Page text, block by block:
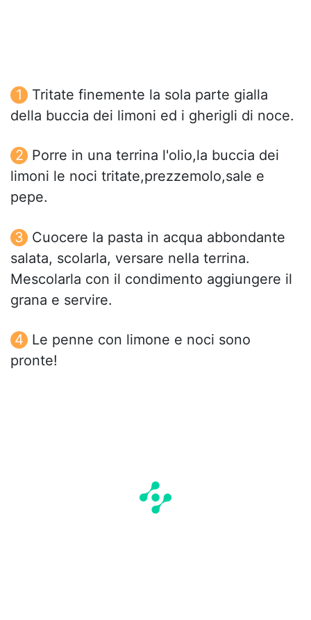
Tritate finemente la sola parte gialla
della buccia dei limoni ed i gherigli di noce.
Porre in una terrina l'olio,la buccia dei
limoni le noci tritate,prezzemolo,sale e
pepe.
Cuocere la pasta in acqua abbondante
salata, scolarla, versare nella terrina.
Mescolarla con il condimento aggiungere il
grana e servire.
Le penne con limone e noci sono
pronte!